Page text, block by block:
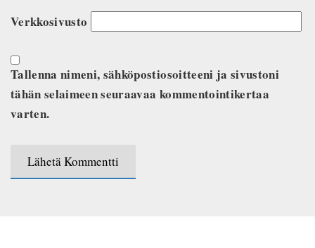
Verkkosivusto
Tallenna nimeni, sähköpostiosoitteeni ja sivustoni
tähän selaimeen seuraavaa kommentointikertaa
varten.